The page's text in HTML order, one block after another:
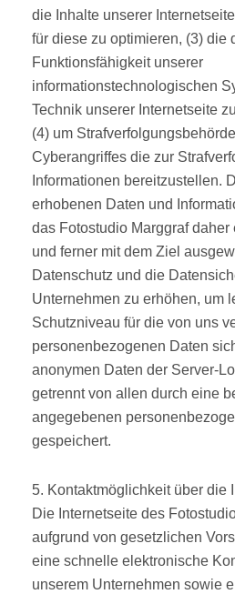
die Inhalte unserer
für diese zu optimieren, (3) die
Funktionsfähigkeit unserer
informationstechnologischen
Technik unserer Internetseite
(4) um
Cyberangriffes die zur
Informationen bereitzustellen.
erhobenen Daten und
das Fotostudio Marggraf daher
und ferner mit dem Ziel
Datenschutz und die
Unternehmen zu erhöhen, um
Schutzniveau für die von uns
personenbezogenen Daten
anonymen Daten der Server-
getrennt von allen durch eine
angegebenen
gespeichert.
5. Kontaktmöglichkeit über die
Die Internetseite des
aufgrund von gesetzlichen
eine schnelle elektronische
unserem Unternehmen sowie